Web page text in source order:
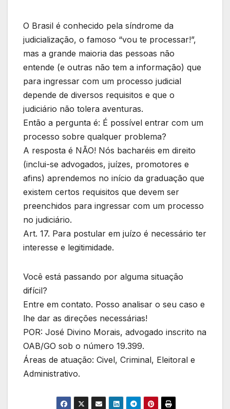
O Brasil é conhecido pela síndrome da
judicialização, o famoso “vou te processar!”,
mas a grande maioria das pessoas não
entende (e outras não tem a informação) que
para ingressar com um processo judicial
depende de diversos requisitos e que o
judiciário não tolera aventuras.
Então a pergunta é: É possível entrar com um
processo sobre qualquer problema?
A resposta é NÃO! Nós bacharéis em direito
(inclui-se advogados, juízes, promotores e
afins) aprendemos no início da graduação que
existem certos requisitos que devem ser
preenchidos para ingressar com um processo
no judiciário.
Art. 17. Para postular em juízo é necessário ter
interesse e legitimidade.
Você está passando por alguma situação
difícil?
Entre em contato. Posso analisar o seu caso e
lhe dar as direções necessárias!
POR: José Divino Morais, advogado inscrito na
OAB/GO sob o número 19.399.
Áreas de atuação: Civel, Criminal, Eleitoral e
Administrativo.